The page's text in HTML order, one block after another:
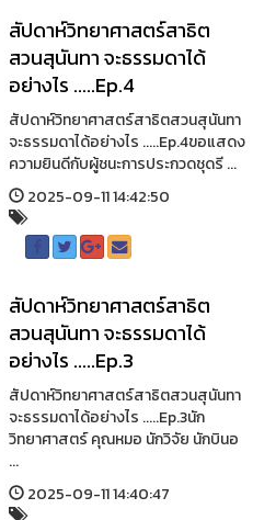
สัปดาห์วิทยาศาสตร์สาธิต
สวนสุนันทา จะธรรมดาได้
อย่างไร .....Ep.4
สัปดาห์วิทยาศาสตร์สาธิตสวนสุนันทา
จะธรรมดาได้อย่างไร .....Ep.4ขอแสดง
ความยินดีกับผู้ชนะการประกวดชุดรี ...
2025-09-11 14:42:50
สัปดาห์วิทยาศาสตร์สาธิต
สวนสุนันทา จะธรรมดาได้
อย่างไร .....Ep.3
สัปดาห์วิทยาศาสตร์สาธิตสวนสุนันทา
จะธรรมดาได้อย่างไร .....Ep.3นัก
วิทยาศาสตร์ คุณหมอ นักวิจัย นักบินอ
...
2025-09-11 14:40:47